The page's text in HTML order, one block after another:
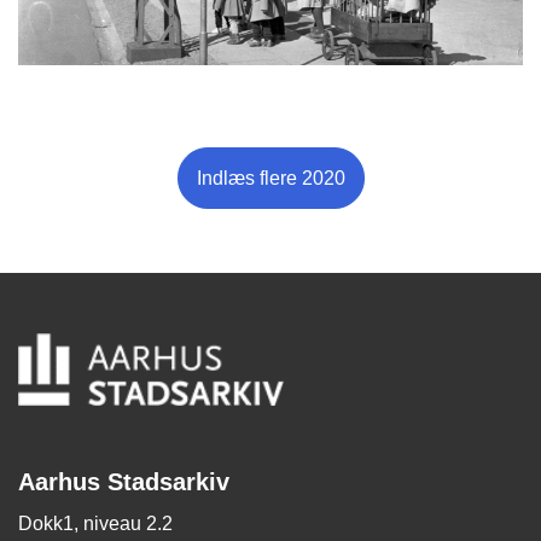
Indlæs flere 2020
Aarhus Stadsarkiv
Dokk1, niveau 2.2